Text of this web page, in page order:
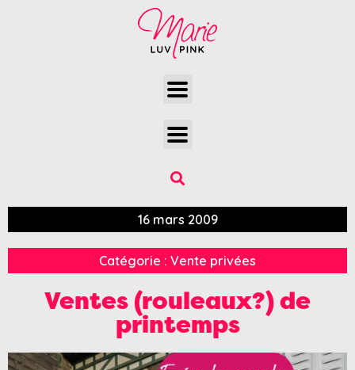
16 mars 2009
Catégorie : Vente privées
Ventes (rouleaux?) de
printemps